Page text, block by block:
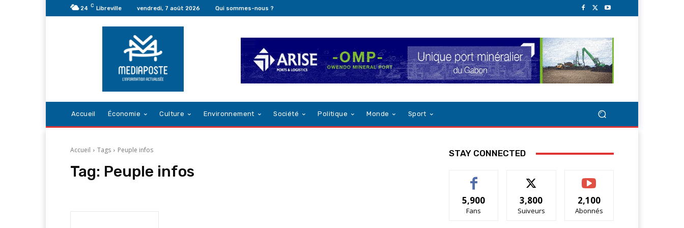
24 C Libreville vendredi, 7 août 2026 Qui sommes-nous ?
Accueil Économie Culture Environnement Société Politique Monde Sport
Accueil Tags Peuple infos
Tag: Peuple infos
STAY CONNECTED
5,900
Fans
3,800
Suiveurs
2,100
Abonnés